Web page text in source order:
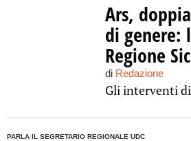
Ars,
di genere:
Regione
di Redazione
Gli interventi
PARLA IL SEGRETARIO REGIONALE UDC